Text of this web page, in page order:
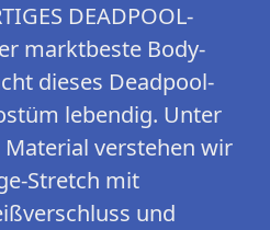
DEADPOOL-
marktbeste Body-
dieses Deadpool-
lebendig. Unter
verstehen wir
Stretch mit
und